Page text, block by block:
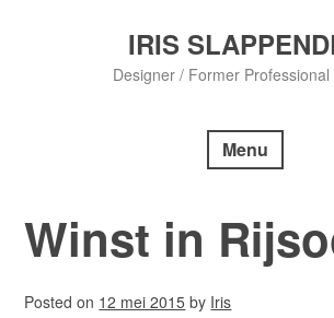
IRIS
Designer / Former Professional
Menu
Winst in
Posted on 12 mei 2015 by Iris